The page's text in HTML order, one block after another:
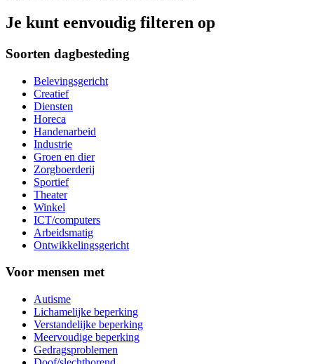
Je kunt eenvoudig filteren op
Soorten dagbesteding
Belevingsgericht
Creatief
Diensten
Horeca
Handenarbeid
Industrie
Groen en dier
Zorgboerderij
Sportief
Theater
Winkel
ICT/computers
Arbeidsmatig
Ontwikkelingsgericht
Voor mensen met
Autisme
Lichamelijke beperking
Verstandelijke beperking
Meervoudige beperking
Gedragsproblemen